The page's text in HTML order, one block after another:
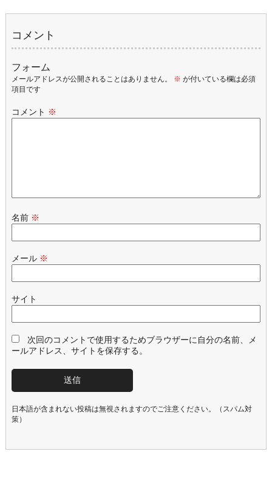
コメント
フォーム
メールアドレスが公開されることはありません。 ※ が付いている欄は必須
項目です
コメント ※
名前 ※
メール ※
サイト
次回のコメントで使用するためブラウザーに自分の名前、メ
ールアドレス、サイトを保存する。
日本語が含まれない投稿は無視されますのでご注意ください。（スパム対
策）